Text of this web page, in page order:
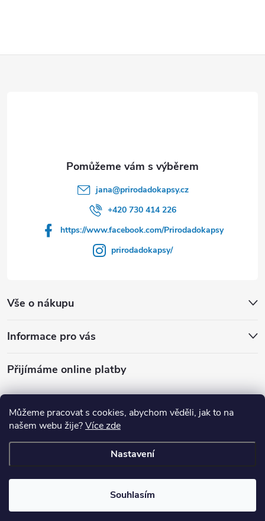
Můžeme pracovat s cookies, abychom věděli, jak to na
našem webu žije?Více zde
Nastavení
Souhlasím
jana@prirodadokapsy.cz
+420 730 414 226
https://www.facebook.com/Prirodadokapsy
prirodadokapsy/
Vše o nákupu
Informace pro vás
Přijímáme online platby
Copyright 2026Příroda do kapsy.cz. Všechna práva vyhrazena.